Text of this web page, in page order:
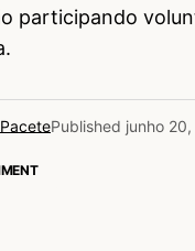
participando
Published junho 20,